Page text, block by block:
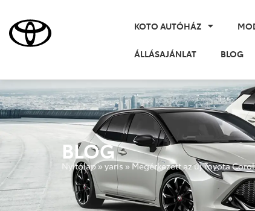
KOTO AUTÓHÁZ
ÁLLÁSAJÁNLAT BLOG
BLOG
Nyitólap»yaris»Megérkezett az új Toyota